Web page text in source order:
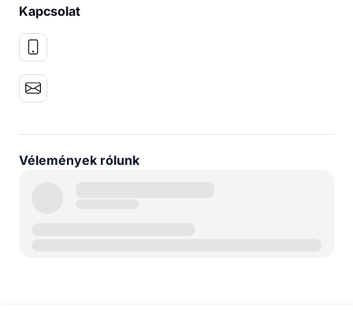
Kapcsolat
Vélemények rólunk